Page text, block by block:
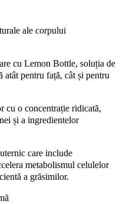
ale corpului
cu Lemon Bottle, soluția de
pentru față, cât și pentru
cu o concentrație ridicată,
și a ingredientelor
care include
metabolismul celulelor
a grăsimilor.